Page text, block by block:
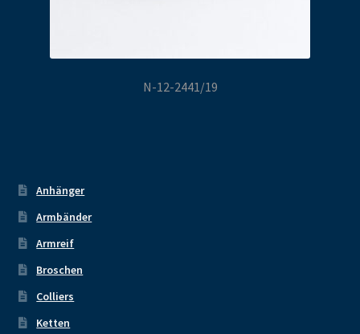
N-12-2441/19
Anhänger
Armbänder
Armreif
Broschen
Colliers
Ketten